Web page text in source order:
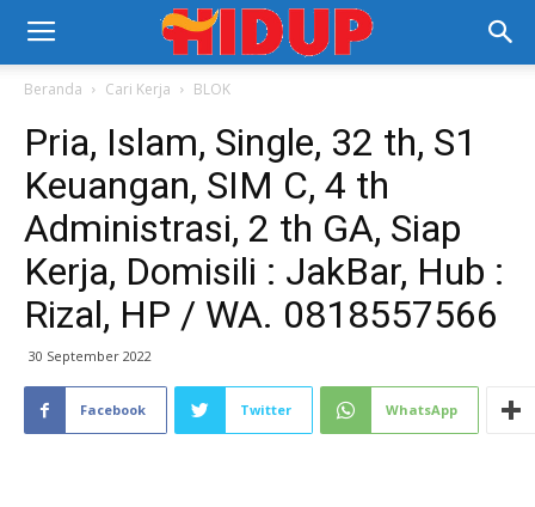
Beranda Cari Kerja BLOK
Pria, Islam, Single, 32 th, S1
Keuangan, SIM C, 4 th
Administrasi, 2 th GA, Siap
Kerja, Domisili : JakBar, Hub :
Rizal, HP / WA. 0818557566
30 September 2022
Facebook Twitter WhatsApp